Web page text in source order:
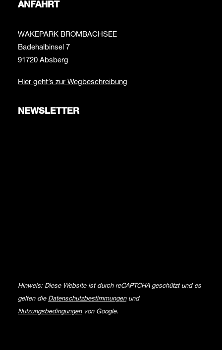
ANFAHRT
WAKEPARK BROMBACHSEE
Badehalbinsel 7
91720 Absberg
Hier geht’s zur Wegbeschreibung
NEWSLETTER
Hinweis: Diese Website ist durch reCAPTCHA geschützt und es
gelten die Datenschutzbestimmungenund
Nutzungsbedingungenvon Google.